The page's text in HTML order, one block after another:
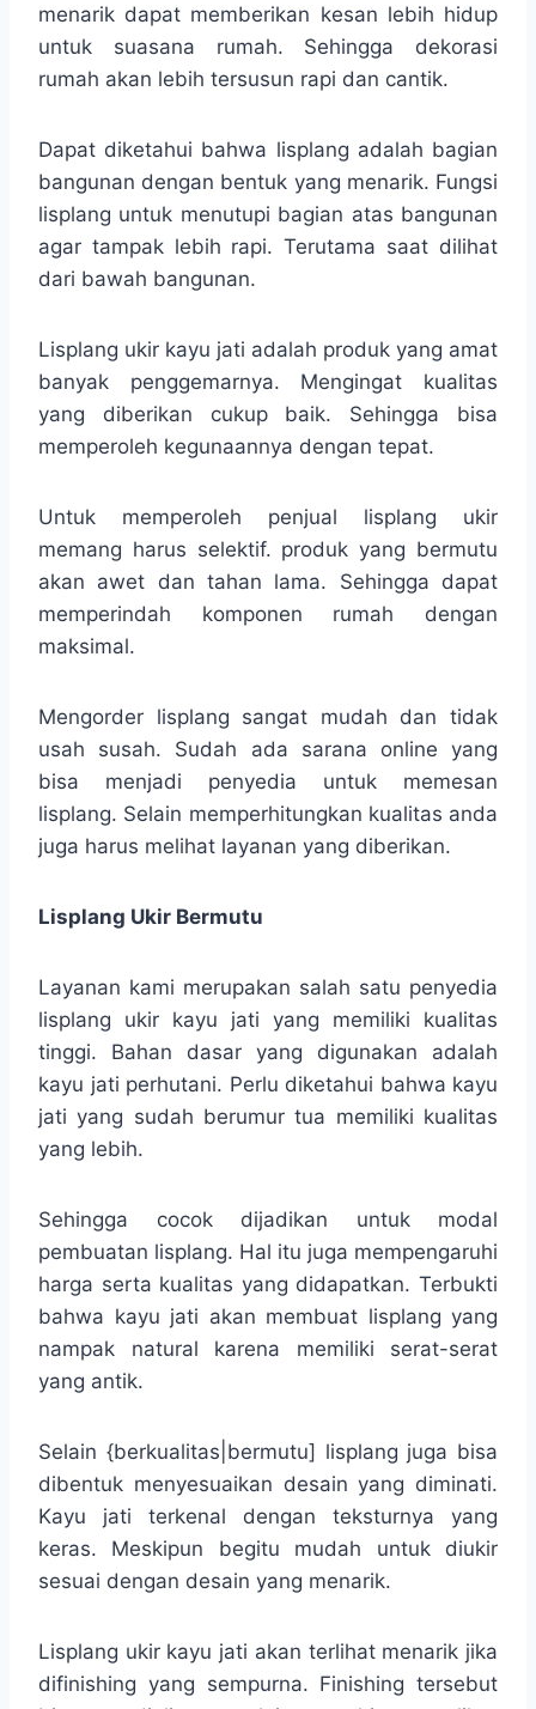
menarik dapat memberikan kesan lebih hidup
untuk suasana rumah. Sehingga dekorasi
rumah akan lebih tersusun rapi dan cantik.
Dapat diketahui bahwa lisplang adalah bagian
bangunan dengan bentuk yang menarik. Fungsi
lisplang untuk menutupi bagian atas bangunan
agar tampak lebih rapi. Terutama saat dilihat
dari bawah bangunan.
Lisplang ukir kayu jati adalah produk yang amat
banyak penggemarnya. Mengingat kualitas
yang diberikan cukup baik. Sehingga bisa
memperoleh kegunaannya dengan tepat.
Untuk memperoleh penjual lisplang ukir
memang harus selektif. produk yang bermutu
akan awet dan tahan lama. Sehingga dapat
memperindah komponen rumah dengan
maksimal.
Mengorder lisplang sangat mudah dan tidak
usah susah. Sudah ada sarana online yang
bisa menjadi penyedia untuk memesan
lisplang. Selain memperhitungkan kualitas anda
juga harus melihat layanan yang diberikan.
Lisplang Ukir Bermutu
Layanan kami merupakan salah satu penyedia
lisplang ukir kayu jati yang memiliki kualitas
tinggi. Bahan dasar yang digunakan adalah
kayu jati perhutani. Perlu diketahui bahwa kayu
jati yang sudah berumur tua memiliki kualitas
yang lebih.
Sehingga cocok dijadikan untuk modal
pembuatan lisplang. Hal itu juga mempengaruhi
harga serta kualitas yang didapatkan. Terbukti
bahwa kayu jati akan membuat lisplang yang
nampak natural karena memiliki serat-serat
yang antik.
Selain {berkualitas|bermutu] lisplang juga bisa
dibentuk menyesuaikan desain yang diminati.
Kayu jati terkenal dengan teksturnya yang
keras. Meskipun begitu mudah untuk diukir
sesuai dengan desain yang menarik.
Lisplang ukir kayu jati akan terlihat menarik jika
difinishing yang sempurna. Finishing tersebut